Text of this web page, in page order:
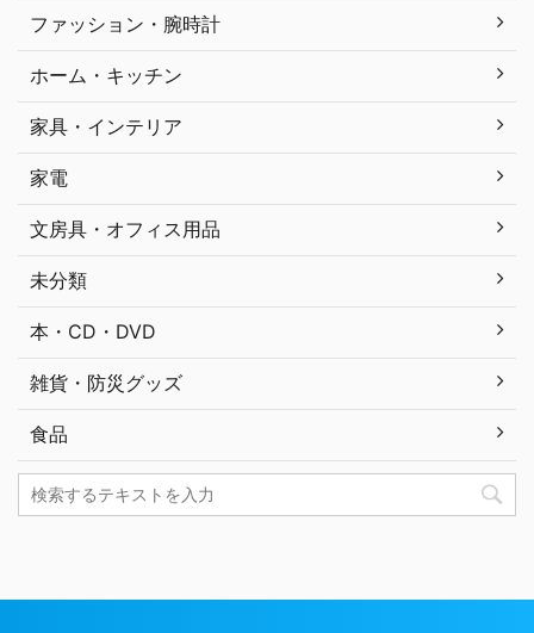
ファッション・腕時計
ホーム・キッチン
家具・インテリア
家電
文房具・オフィス用品
未分類
本・CD・DVD
雑貨・防災グッズ
食品